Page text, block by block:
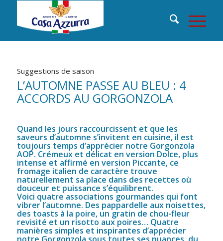
Suggestions de saison
L’AUTOMNE PASSE AU BLEU : 4
ACCORDS AU GORGONZOLA
Quand les jours raccourcissent et que les
saveurs d’automne s’invitent en cuisine, il est
toujours temps d’apprécier notre Gorgonzola
AOP. Crémeux et délicat en version Dolce, plus
intense et affirmé en version Piccante, ce
fromage italien de caractère trouve
naturellement sa place dans des recettes où
douceur et puissance s’équilibrent.
Voici quatre associations gourmandes qui font
vibrer l’automne. Des pappardelle aux noisettes,
des toasts à la poire, un gratin de chou-fleur
revisité et un risotto aux poires… Quatre
manières simples et inspirantes d’apprécier
notre Gorgonzola sous toutes ses nuances, du